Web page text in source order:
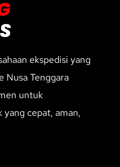
ekspedisi yang
Nusa Tenggara
untuk
yang cepat, aman,